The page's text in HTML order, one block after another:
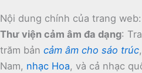
Nội dung chính của trang web:
Thư viện cảm âm đa dạng:
trăm bản cảm âm cho sáo trúc
Nam, nhạc Hoa, và cả nhạc